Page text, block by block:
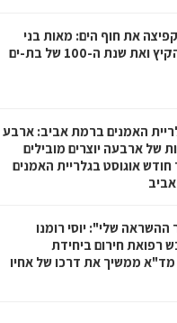
את חוף הים: מאות בני
שנת ה-100 של בת-ים
האמנים ברמת אביב: ארבע
של ארבעה יוצרים מובילים
אוגוסט בגלריית האמנים
ההשראה שלי": יוסי רומנו
רפואת חירום ביחידת
מד"א ממשיך את דרכו של אחיו